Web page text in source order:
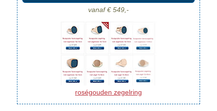
vanaf € 549,-
roségouden zegelring